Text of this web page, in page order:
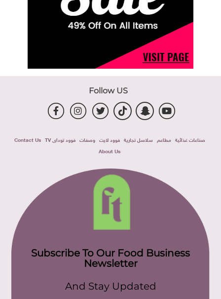
Follow US
صناعات غذائية مطاعم سلاسل تجارية فوود لايت وصفات فوود توداى TV
Contact Us
About Us
Subscribe To Our Food Business
Newsletter
And Stay Updated